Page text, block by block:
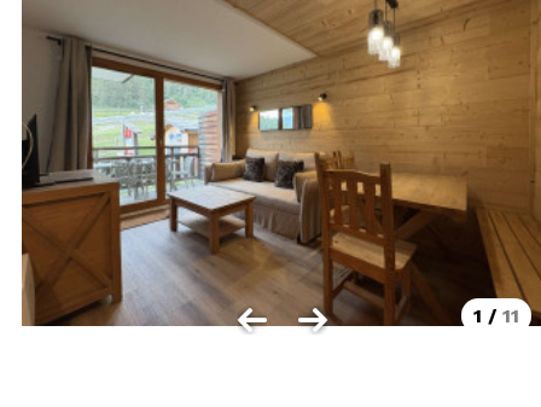
Les Orres 1650 centre station
Les Orres 1800 Bois Méan
Les Orres et ses hameaux
VISUALISER LE PLAN DES ORRES
BONS PLANS ACTIVITÉS
Carte Multi activités
Forfaits remontées mécaniques VTT
1 / 11